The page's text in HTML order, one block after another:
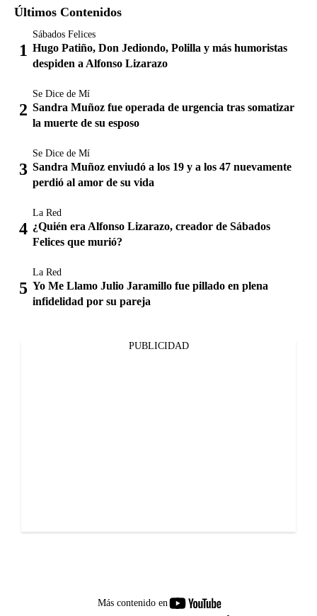
Últimos Contenidos
Sábados Felices
Hugo Patiño, Don Jediondo, Polilla y más humoristas
despiden a Alfonso Lizarazo
Se Dice de Mí
Sandra Muñoz fue operada de urgencia tras somatizar
la muerte de su esposo
Se Dice de Mí
Sandra Muñoz enviudó a los 19 y a los 47 nuevamente
perdió al amor de su vida
La Red
¿Quién era Alfonso Lizarazo, creador de Sábados
Felices que murió?
La Red
Yo Me Llamo Julio Jaramillo fue pillado en plena
infidelidad por su pareja
PUBLICIDAD
Más contenido en
youtube-